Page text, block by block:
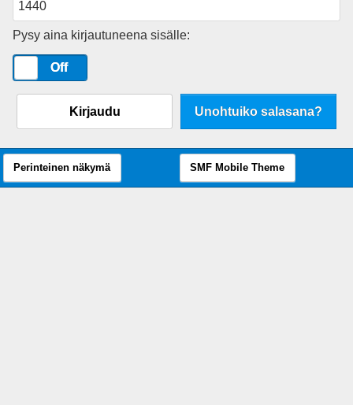
Pysy aina kirjautuneena sisälle:
Off
Kirjaudu Unohtuiko salasana?
Perinteinen näkymä SMF Mobile Theme